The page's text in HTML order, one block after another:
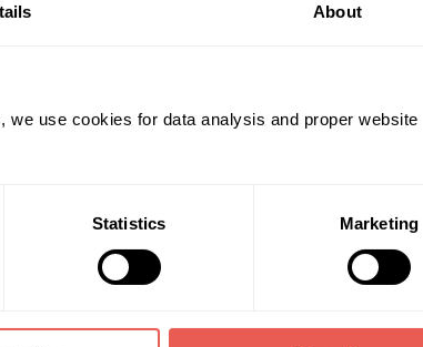
About
use cookies for data analysis and proper website
Statistics Marketing